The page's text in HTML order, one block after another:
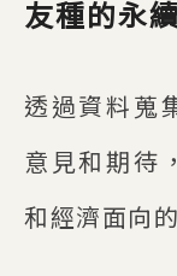
友種的永
透過資料蒐
意見和期待
和經濟面向